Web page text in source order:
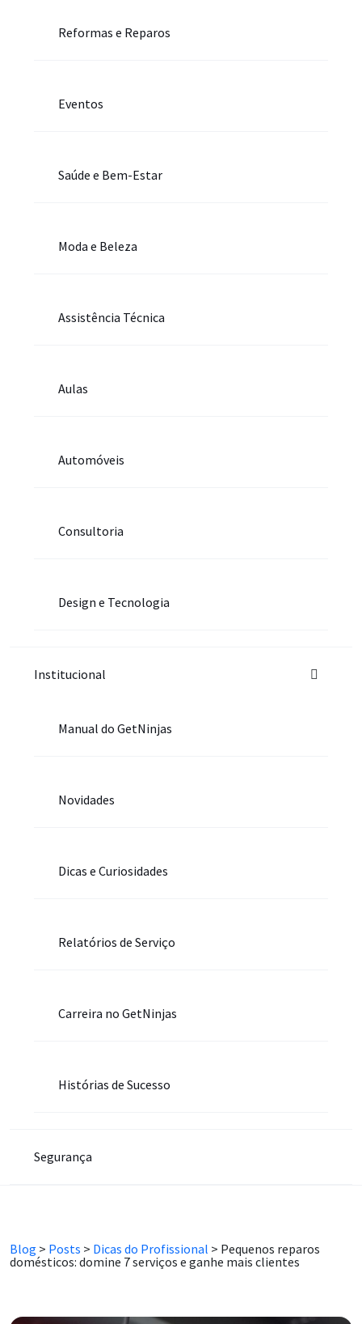
Reformas e Reparos
Eventos
Saúde e Bem-Estar
Moda e Beleza
Assistência Técnica
Aulas
Automóveis
Consultoria
Design e Tecnologia
Institucional
Manual do GetNinjas
Novidades
Dicas e Curiosidades
Relatórios de Serviço
Carreira no GetNinjas
Histórias de Sucesso
Segurança
Blog > Posts > Dicas do Profissional > Pequenos reparos
domésticos: domine 7 serviços e ganhe mais clientes